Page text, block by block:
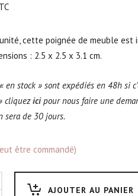
cette poignée de meuble est
: 2.5 x 2.5 x 3.1 cm.
en stock » sont expédiés en 48h si
cliquezicipour nous faire une
sera de 30 jours.
être commandé)
AJOUTER AU PANIER